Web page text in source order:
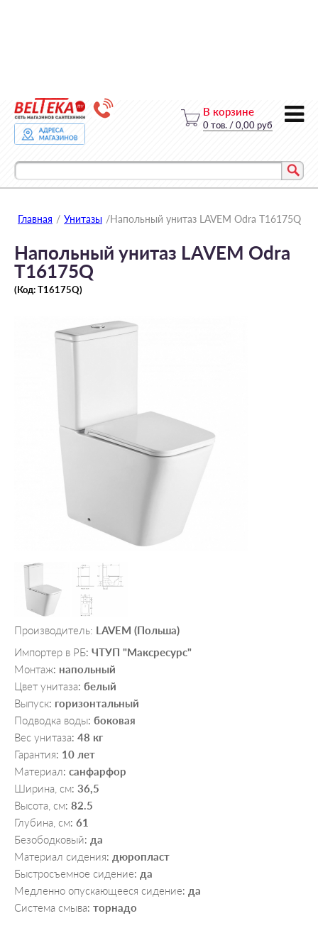
В корзине
Главная / Унитазы /Напольный унитаз LAVEM Odra T16175Q
Напольный унитаз LAVEM Odra
T16175Q
(Код:T16175Q)
Производитель: LAVEM (Польша)
Импортер в РБ: ЧТУП "Максресурс"
Монтаж: напольный
Цвет унитаза: белый
Выпуск: горизонтальный
Подводка воды: боковая
Вес унитаза: 48 кг
Гарантия: 10 лет
Материал: санфарфор
Ширина, см: 36,5
Высота, см: 82.5
Глубина, см: 61
Безободковый: да
Материал сидения: дюропласт
Быстросъемное сидение: да
Медленно опускающееся сидение: да
Система смыва: торнадо